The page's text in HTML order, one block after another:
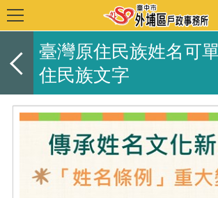
臺灣原住民族姓名可
住民族文字